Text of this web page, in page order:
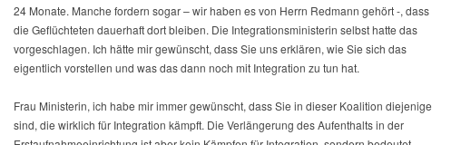
24 Monate. Manche fordern sogar – wir haben es von Herrn Redmann gehört -, dass
die Geflüchteten dauerhaft dort bleiben. Die Integrationsministerin selbst hatte das
vorgeschlagen. Ich hätte mir gewünscht, dass Sie uns erklären, wie Sie sich das
eigentlich vorstellen und was das dann noch mit Integration zu tun hat.
Frau Ministerin, ich habe mir immer gewünscht, dass Sie in dieser Koalition diejenige
sind, die wirklich für Integration kämpft. Die Verlängerung des Aufenthalts in der